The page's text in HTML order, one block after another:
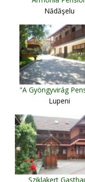
Nădăşelu
"A Gyöngyvirág
Lupeni
Sziklakert